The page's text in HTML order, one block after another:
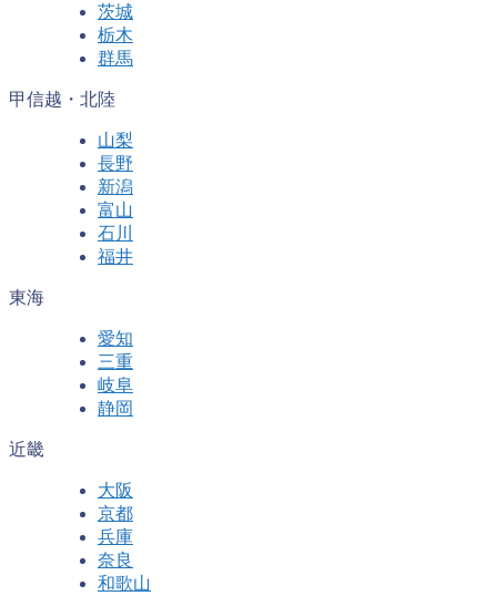
茨城
栃木
群馬
甲信越・北陸
山梨
長野
新潟
富山
石川
福井
東海
愛知
三重
岐阜
静岡
近畿
大阪
京都
兵庫
奈良
和歌山